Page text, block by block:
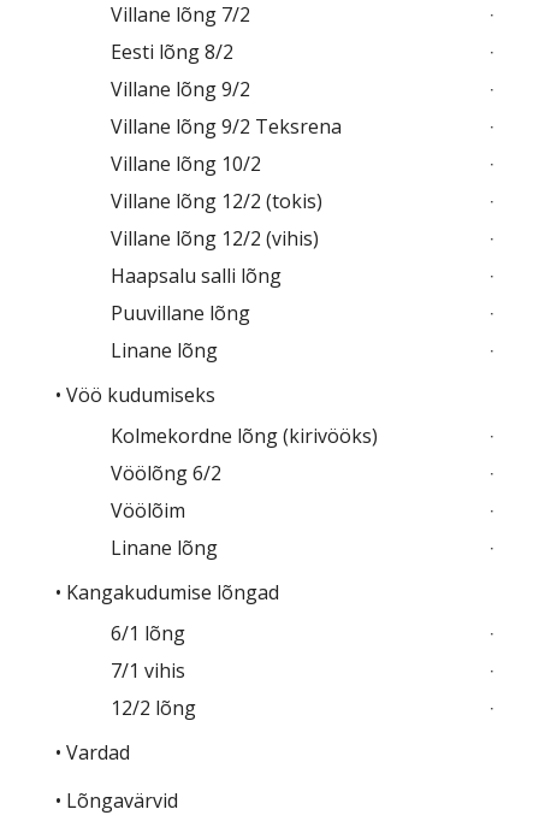
Villane lõng 7/2
Eesti lõng 8/2
Villane lõng 9/2
Villane lõng 9/2 Teksrena
Villane lõng 10/2
Villane lõng 12/2 (tokis)
Villane lõng 12/2 (vihis)
Haapsalu salli lõng
Puuvillane lõng
Linane lõng
• Vöö kudumiseks
Kolmekordne lõng (kirivööks)
Vöölõng 6/2
Vöölõim
Linane lõng
• Kangakudumise lõngad
6/1 lõng
7/1 vihis
12/2 lõng
• Vardad
• Lõngavärvid